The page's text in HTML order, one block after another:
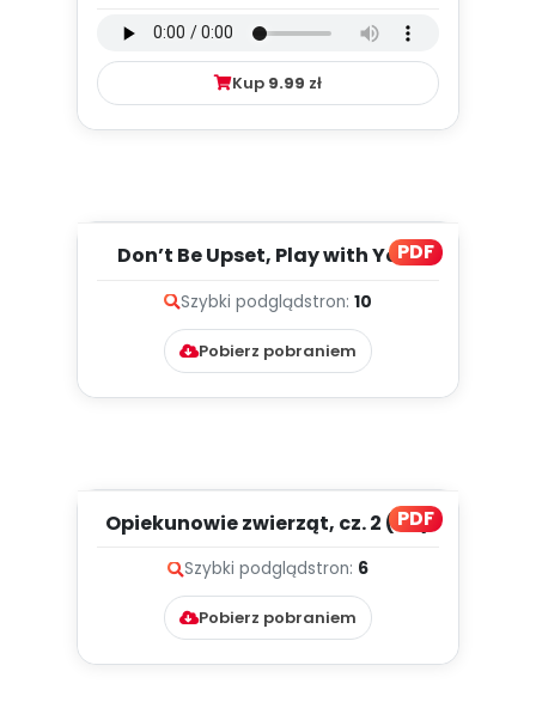
Kup 9.99 zł
PDF
Don’t Be Upset, Play with Your
Szybki podglądstron: 10
Pobierz pobraniem
PDF
Opiekunowie zwierząt, cz. 2 (PD)
Szybki podglądstron: 6
Pobierz pobraniem